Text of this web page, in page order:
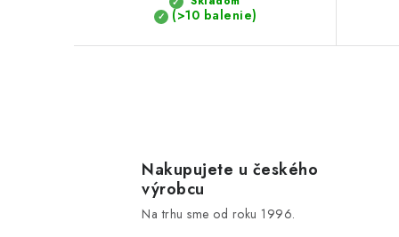
(>10 balenie)
Nakupujete u českého
výrobcu
Na trhu sme od roku 1996.